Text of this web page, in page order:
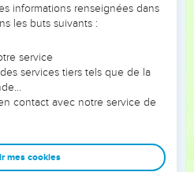
répandirent de nouveau dans
; et Dieu lui dit : Tu ne
toi d'eux, et tu viendras
combattre ; car Dieu sera sorti
des Philistins.
informations renseignées dans
les buts suivants :
service
services tiers tels que de la
contact avec notre service de
mes cookies